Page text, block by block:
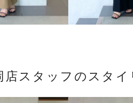
店スタッフのスタ